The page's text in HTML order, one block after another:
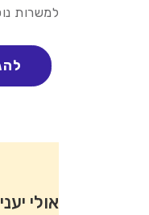
למשרות
אולי